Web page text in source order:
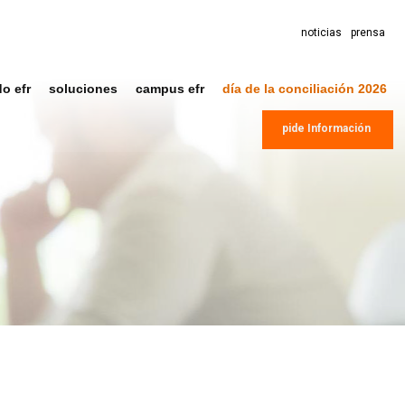
noticias prensa
efr soluciones campus efr día de la conciliación 2026
pide Información